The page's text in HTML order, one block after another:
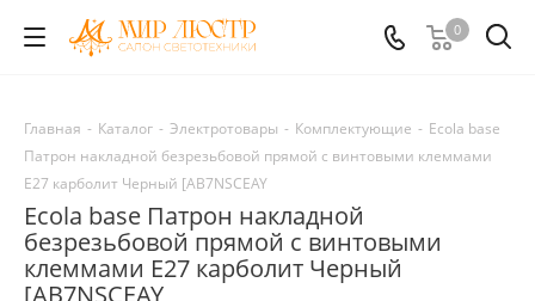
0
Главная - Каталог - Электротовары - Комплектующие - Ecola base
Патрон накладной безрезьбовой прямой с винтовыми клеммами
E27 карболит Черный [AB7NSCEAY
Ecola base Патрон накладной
безрезьбовой прямой с винтовыми
клеммами E27 карболит Черный
[AB7NSCEAY